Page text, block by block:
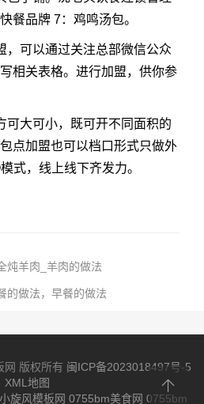
餐品牌 7：鸡鸣汤包。
，可以通过关注总部微信公众
相关表格。进行加盟，供你参
可大可小，既可开不同面积的
点加盟也可以档口形式只做外
式，线上线下齐发力。
炖羊肉_羊肉的做法
的做法，早餐的做法
版权所有 闽ICP备2023018497号-5
XML地图
小旋风模板网 0755bm美食网 0755bm